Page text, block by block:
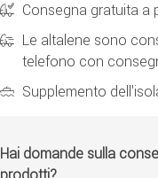
Consegna gratuita a
Le altalene sono
telefono con
Supplemento
Hai domande sulla